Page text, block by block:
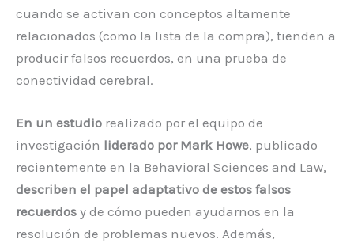
cuando se activan con conceptos altamente
relacionados (como la lista de la compra), tienden a
producir falsos recuerdos, en una prueba de
conectividad cerebral.
En un estudio realizado por el equipo de
investigación liderado por Mark Howe, publicado
recientemente en la Behavioral Sciences and Law,
describen el papel adaptativo de estos falsos
recuerdos y de cómo pueden ayudarnos en la
resolución de problemas nuevos. Además,